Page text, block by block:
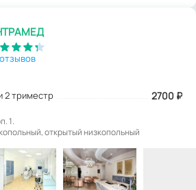
2 триместр 2700 ₽
1.
открытый низкопольный